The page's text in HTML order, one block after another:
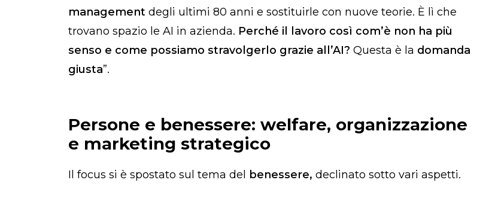
management degli ultimi 80 anni e sostituirle con nuove teorie. È lì che
trovano spazio le AI in azienda. Perché il lavoro così com’è non ha più
senso e come possiamo stravolgerlo grazie all’AI? Questa è la domanda
giusta”.
Persone e benessere: welfare, organizzazione
e marketing strategico
Il focus si è spostato sul tema del benessere, declinato sotto vari aspetti.